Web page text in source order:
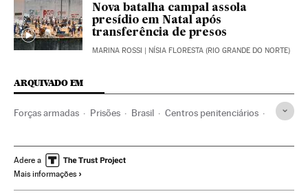
Nova batalha campal assola
presídio em Natal após
transferência de presos
MARINA ROSSI | NÍSIA FLORESTA (RIO GRANDE DO NORTE)
ARQUIVADO EM
Forças armadas Prisões Brasil Centros penitenciários
Regime penitenciário Acontecimentos
América Justiça
Adere a
Mais informações